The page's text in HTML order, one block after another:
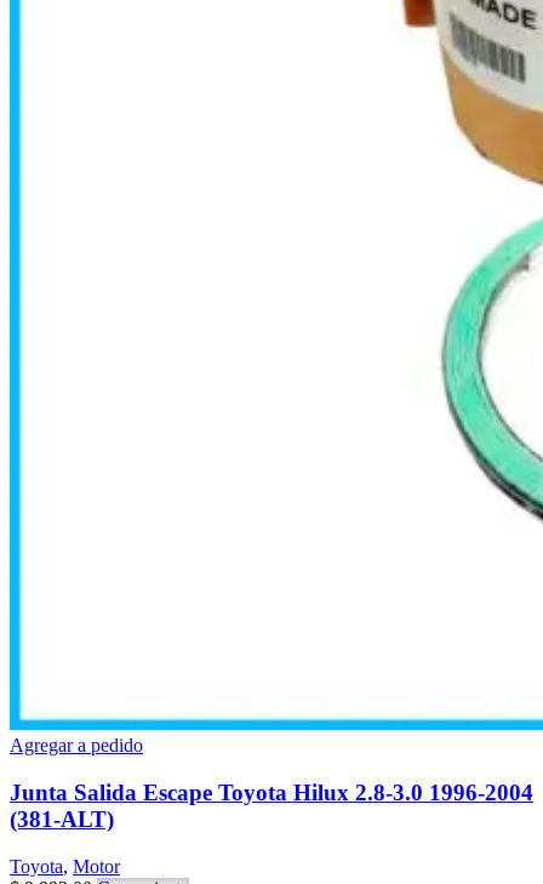
Agregar a pedido
Junta Salida Escape Toyota Hilux 2.8-3.0 1996-2004
(381-ALT)
Toyota, Motor